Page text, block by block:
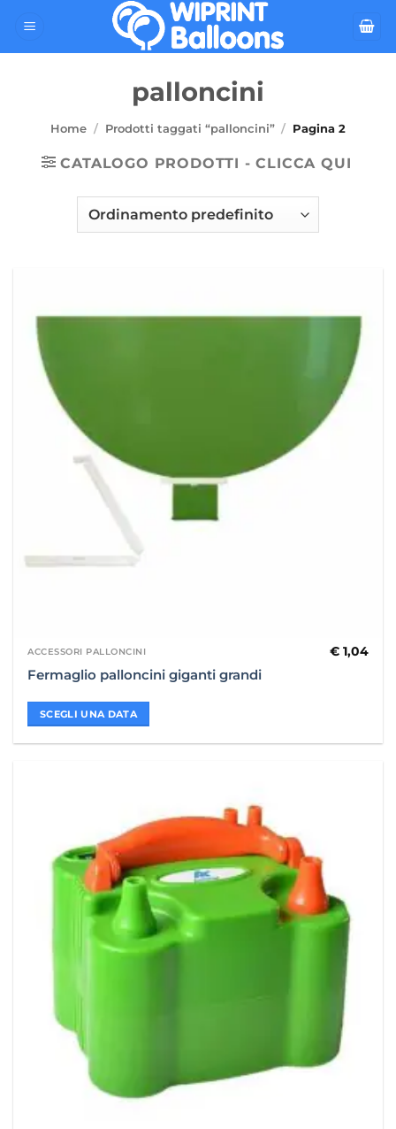
contenuti
palloncini
Home / Prodotti taggati “palloncini” / Pagina 2
CATALOGO PRODOTTI - CLICCA QUI
ACCESSORI PALLONCINI
Fermaglio palloncini giganti grandi
€1,04
SCEGLI UNA DATA